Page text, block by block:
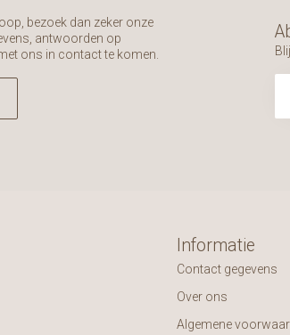
bezoek dan zeker onze
antwoorden op
ons in contact te komen.
Informatie
Contact gegevens
Over ons
Algemene